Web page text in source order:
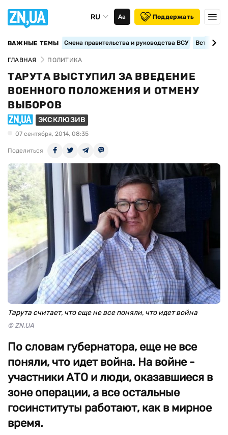
RU Аа Поддержать
ВАЖНЫЕ ТЕМЫ Смена правительства и руководства ВСУ
ГЛАВНАЯ ПОЛИТИКА
ТАРУТА ВЫСТУПИЛ ЗА ВВЕДЕНИЕ
ВОЕННОГО ПОЛОЖЕНИЯ И ОТМЕНУ
ВЫБОРОВ
ЭКСКЛЮЗИВ
07 сентября, 2014, 08:35
Поделиться
Тарута считает, что еще не все поняли, что идет война
© ZN.UA
По словам губернатора, еще не все
поняли, что идет война. На войне -
участники АТО и люди, оказавшиеся в
зоне операции, а все остальные
госинституты работают, как в мирное
время.